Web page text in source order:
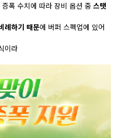
폭 수치에 따라 장비 옵션 중 스탯
례하기 때문에 버퍼 스펙업에 있어
이라